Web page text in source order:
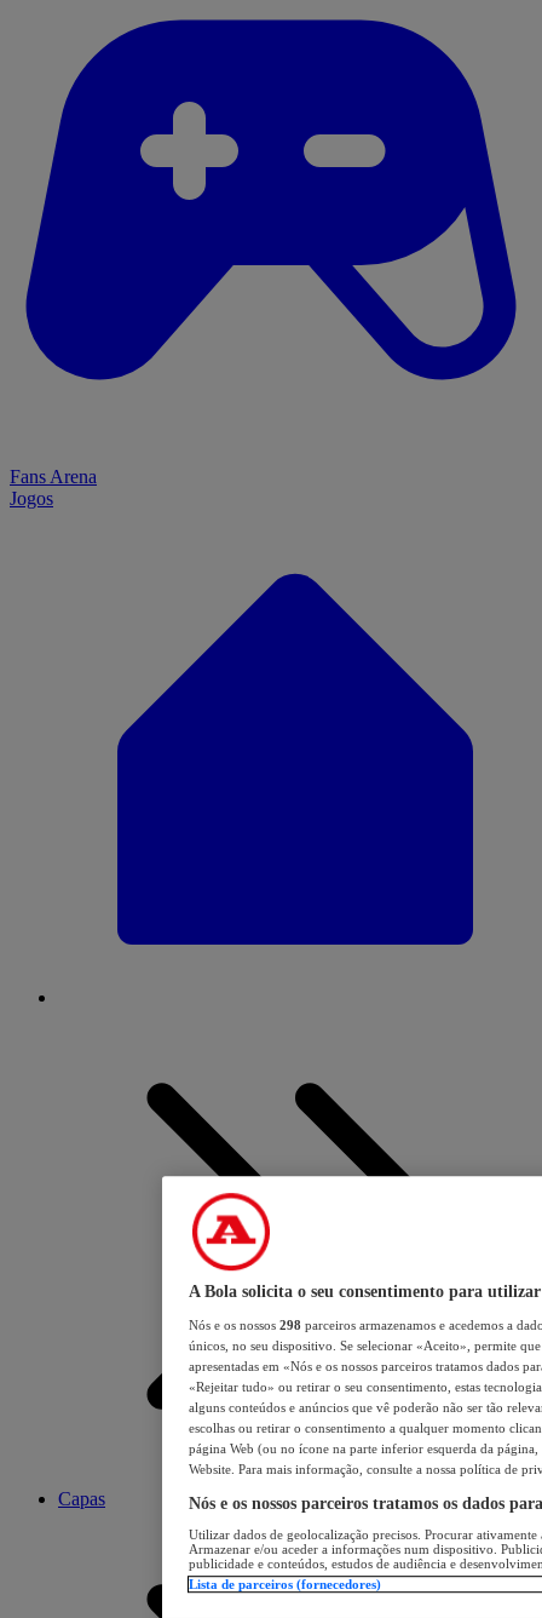
Fans Arena
Jogos
Capas
A Bola solicita o seu consentimento para utilizar
Nós e os nossos 298 parceiros armazenamos e acedemos a
únicos, no seu dispositivo. Se selecionar «Aceito», permite
apresentadas em «Nós e os nossos parceiros tratamos dados
«Rejeitar tudo» ou retirar o seu consentimento, estas
alguns conteúdos e anúncios que vê poderão não ser tão
escolhas ou retirar o consentimento a qualquer momento
página Web (ou no ícone na parte inferior esquerda da página,
Website. Para mais informação, consulte a nossa política de
Nós e os nossos parceiros tratamos os dados
Utilizar dados de geolocalização precisos. Procurar
Armazenar e/ou aceder a informações num dispositivo.
publicidade e conteúdos, estudos de audiência e
Lista de parceiros (fornecedores)